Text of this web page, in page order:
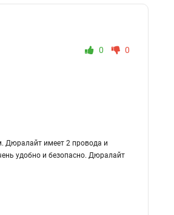
0 0
Дюралайт имеет 2 провода и
удобно и безопасно. Дюралайт